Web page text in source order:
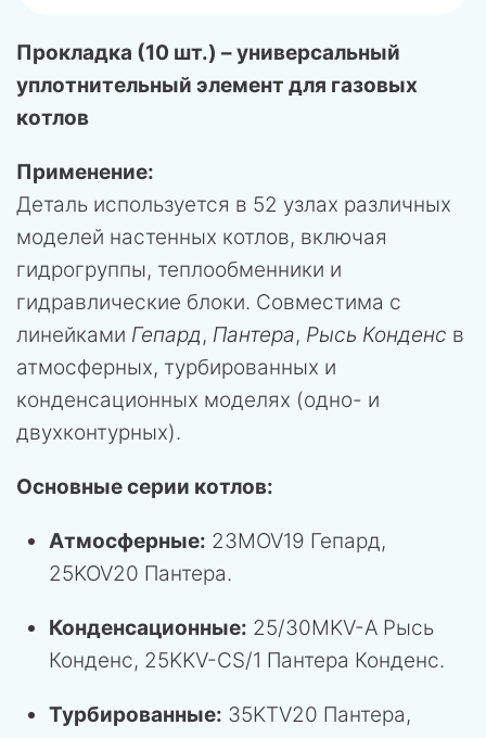
Прокладка (10 шт.) – универсальный
уплотнительный элемент для газовых
котлов
Применение:
Деталь используется в 52 узлах различных
моделей настенных котлов, включая
гидрогруппы, теплообменники и
гидравлические блоки. Совместима с
линейками Гепард, Пантера, Рысь Конденс в
атмосферных, турбированных и
конденсационных моделях (одно- и
двухконтурных).
Основные серии котлов:
Атмосферные: 23MOV19 Гепард,
25KOV20 Пантера.
Конденсационные: 25/30MKV-A Рысь
Конденс, 25KKV-CS/1 Пантера Конденс.
Турбированные: 35KTV20 Пантера,